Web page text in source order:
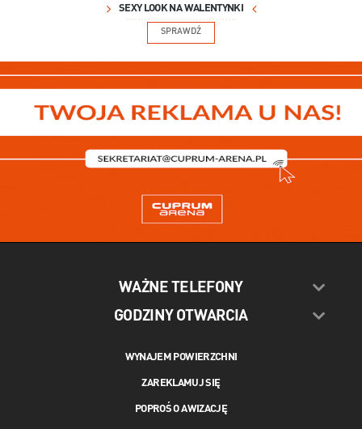
SEXY LOOK NA WALENTYNKI
SPRAWDŹ
WAŻNE TELEFONY
GODZINY OTWARCIA
WYNAJEM POWIERZCHNI
ZAREKLAMUJ SIĘ
POPROŚ O AWIZACJĘ